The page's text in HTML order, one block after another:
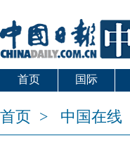
首页 国际
首页 > 中国在线